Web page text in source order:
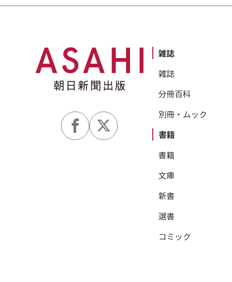
雑誌
雑誌
分冊百科
別冊・ムック
書籍
書籍
文庫
新書
選書
コミック